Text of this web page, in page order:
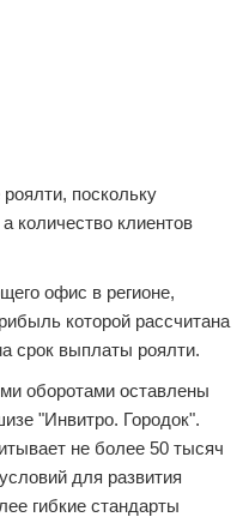
поскольку
количество клиентов
офис в регионе,
которой рассчитана
срок выплаты роялти.
оборотами оставлены
"Инвитро. Городок".
не более 50 тысяч
для развития
гибкие стандарты